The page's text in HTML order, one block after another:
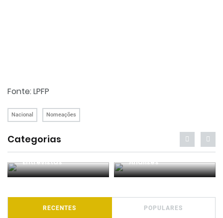
Fonte: LPFP
Nacional Nomeações
Categorias
Entrevistas Análises
RECENTES POPULARES